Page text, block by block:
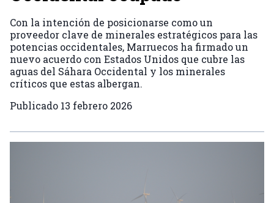
Con la intención de posicionarse como un
proveedor clave de minerales estratégicos para las
potencias occidentales, Marruecos ha firmado un
nuevo acuerdo con Estados Unidos que cubre las
aguas del Sáhara Occidental y los minerales
críticos que estas albergan.
Publicado 13 febrero 2026